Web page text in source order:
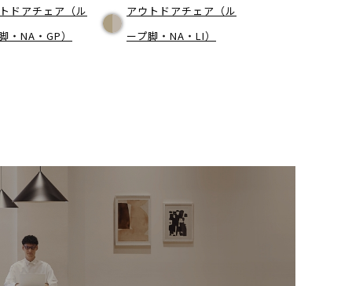
ドアチェア（ル
・NA・GP）
アウトドアチェア（ル
ープ脚・NA・LI）